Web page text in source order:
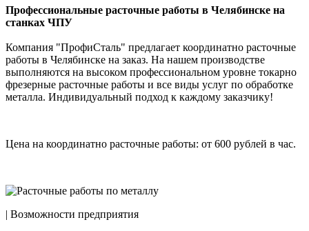
Профессиональные расточные работы в Челябинске на
станках ЧПУ
Компания "ПрофиСталь" предлагает координатно расточные
работы в Челябинске на заказ. На нашем производстве
выполняются на высоком профессиональном уровне токарно
фрезерные расточные работы и все виды услуг по обработке
металла. Индивидуальный подход к каждому заказчику!
Цена на координатно расточные работы: от 600 рублей в час.
| Возможности предприятия